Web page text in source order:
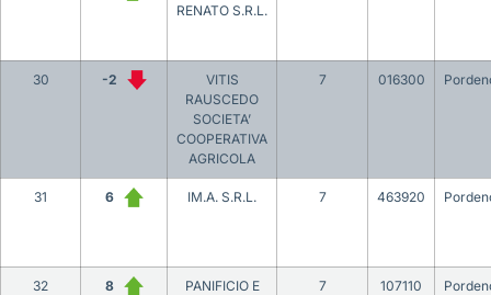
RENATO S.R.L.
30 -2
VITIS
RAUSCEDO
SOCIETA’
COOPERATIVA
AGRICOLA
7 016300
31 6 IM.A. S.R.L. 7 463920
32 8
PANIFICIO E
7 107110